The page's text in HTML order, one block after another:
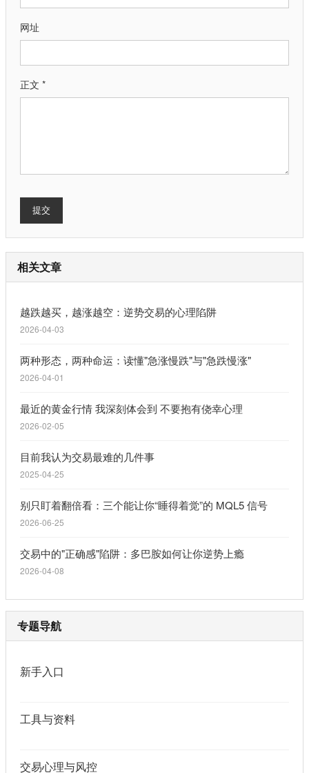
网址
正文 *
提交
相关文章
越跌越买，越涨越空：逆势交易的心理陷阱
2026-04-03
两种形态，两种命运：读懂"急涨慢跌"与"急跌慢涨"
2026-04-01
最近的黄金行情 我深刻体会到 不要抱有侥幸心理
2026-02-05
目前我认为交易最难的几件事
2025-04-25
别只盯着翻倍看：三个能让你“睡得着觉”的 MQL5 信号
2026-06-25
交易中的"正确感"陷阱：多巴胺如何让你逆势上瘾
2026-04-08
专题导航
新手入口
工具与资料
交易心理与风控